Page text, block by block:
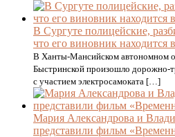
В Сургуте полицейские,
что его виновник находится
В Ханты-Мансийском автономном
Быстринской произошло дорожно-
с участием электросамоката […]
Мария Александрова и
представили фильм